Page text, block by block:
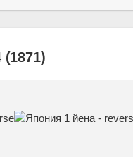
(1871)